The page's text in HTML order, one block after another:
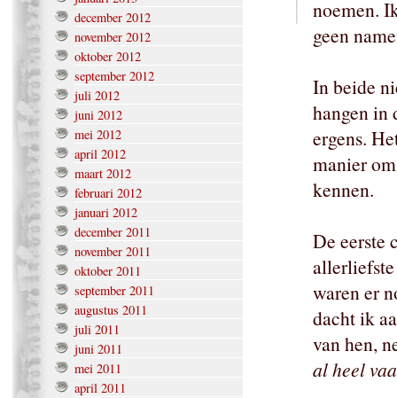
december 2012
november 2012
oktober 2012
september 2012
juli 2012
juni 2012
mei 2012
april 2012
maart 2012
februari 2012
januari 2012
december 2011
november 2011
oktober 2011
september 2011
augustus 2011
juli 2011
juni 2011
mei 2011
april 2011
noemen.
geen
In beide
hangen in
ergens.
manier
kennen.
De eerste
allerliefste
waren er
dacht ik
van hen,
al heel